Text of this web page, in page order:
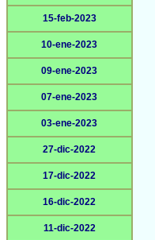
15-feb-2023
10-ene-2023
09-ene-2023
07-ene-2023
03-ene-2023
27-dic-2022
17-dic-2022
16-dic-2022
11-dic-2022